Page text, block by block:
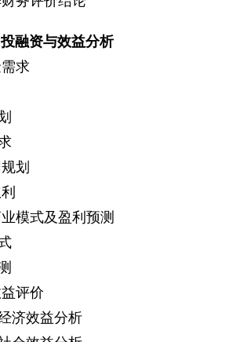
融资与效益分析
求
划
模式及盈利预测
评价
济效益分析